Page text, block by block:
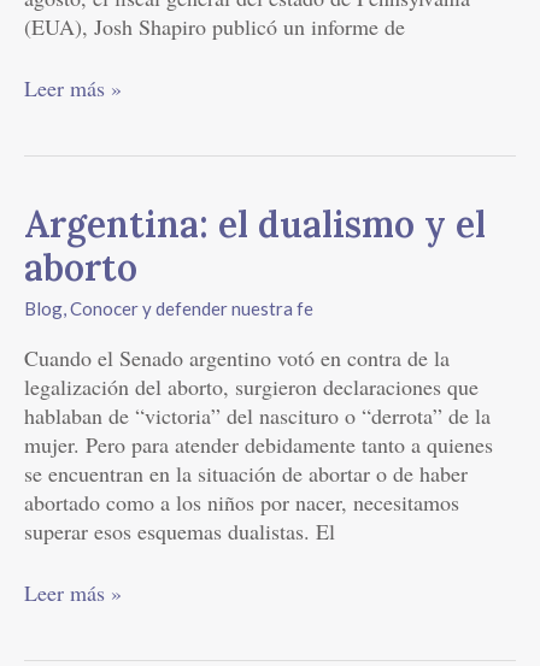
(EUA), Josh Shapiro publicó un informe de
Leer más »
Argentina: el dualismo y el
aborto
Blog,Conocer y defender nuestra fe
Cuando el Senado argentino votó en contra de la
legalización del aborto, surgieron declaraciones que
hablaban de “victoria” del nascituro o “derrota” de la
mujer. Pero para atender debidamente tanto a quienes
se encuentran en la situación de abortar o de haber
abortado como a los niños por nacer, necesitamos
superar esos esquemas dualistas. El
Argentina:
el
dualismo
y
aborto
Leer más »